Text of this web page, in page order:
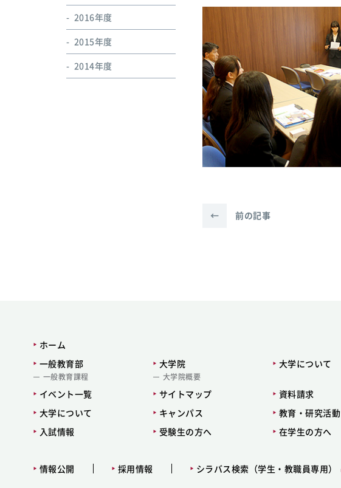
← 前の記事
2016年度
2015年度
2014年度
ホーム
一般教育部
一般教育課程
大学院
大学院概要
大学について
イベント一覧 サイトマップ 資料請求
大学について
キャンパス 教育・研究活動
入試情報
受験生の方へ 在学生の方へ
情報公開 採用情報 シラバス検索（学生・教職員専用）